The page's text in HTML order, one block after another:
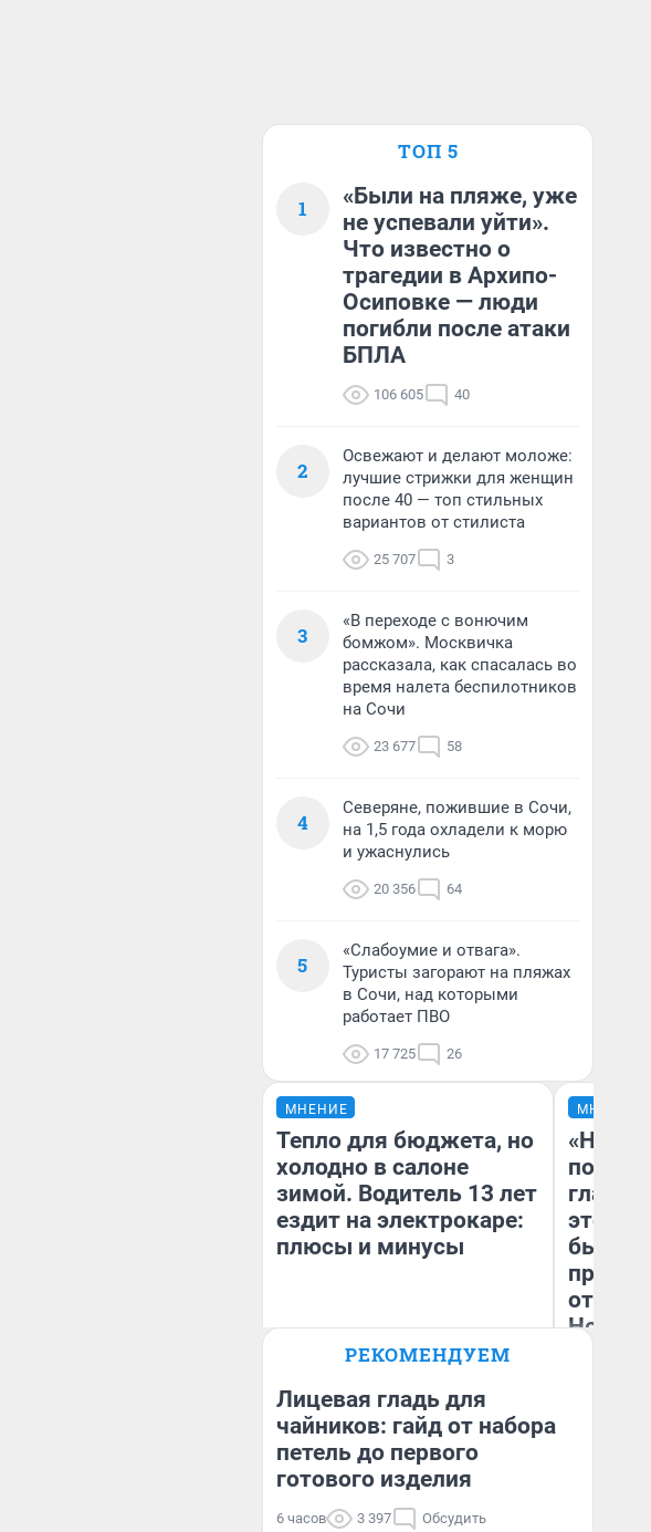
ТОП 5
1
«Были на пляже, уже
не успевали уйти».
Что известно о
трагедии в Архипо-
Осиповке — люди
погибли после атаки
БПЛА
106 605 40
2
Освежают и делают моложе:
лучшие стрижки для женщин
после 40 — топ стильных
вариантов от стилиста
25 707 3
3
«В переходе с вонючим
бомжом». Москвичка
рассказала, как спасалась во
время налета беспилотников
на Сочи
23 677 58
4
Северяне, пожившие в Сочи,
на 1,5 года охладели к морю
и ужаснулись
20 356 64
5
«Слабоумие и отвага».
Туристы загорают на пляжах
в Сочи, над которыми
работает ПВО
17 725 26
МНЕНИЕ
Тепло для бюджета, но
холодно в салоне
зимой. Водитель 13 лет
ездит на электрокаре:
плюсы и минусы
Денис Дедюхин
МНЕНИЕ
этого
бьет
отзыв
Нолана
РЕКОМЕНДУЕМ
Лицевая гладь для
чайников: гайд от набора
петель до первого
готового изделия
6 часов 3 397 Обсудить